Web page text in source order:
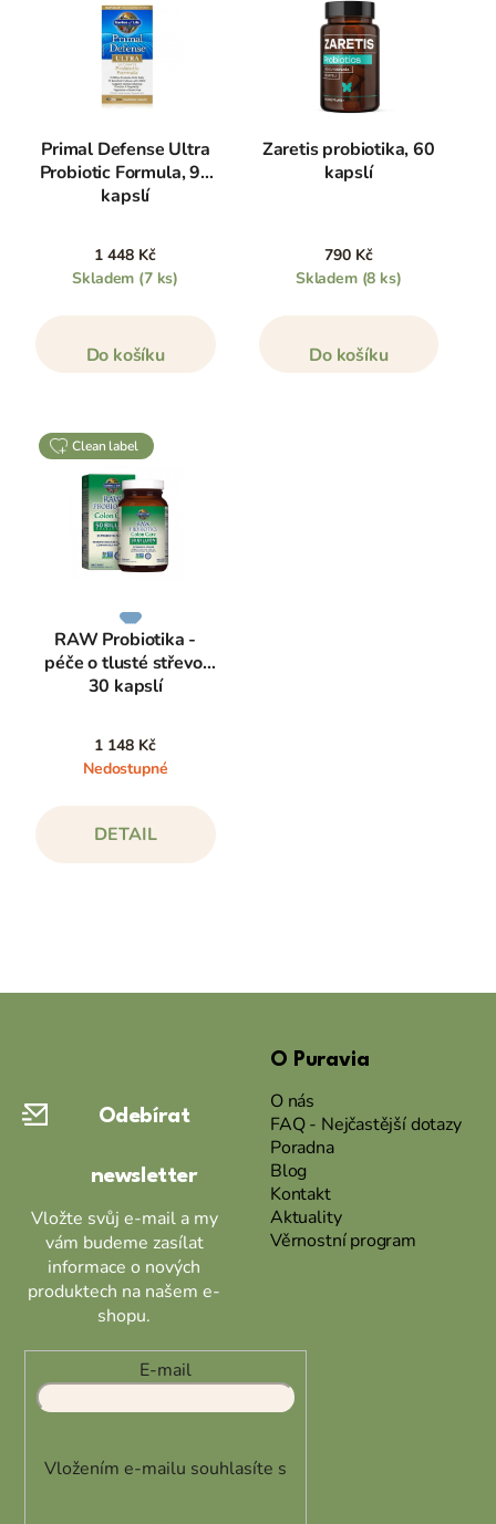
Primal Defense Ultra
Probiotic Formula, 90
kapslí
1 448 Kč
Skladem (7 ks)
Do košíku
Zaretis probiotika, 60
kapslí
790 Kč
Skladem (8 ks)
Do košíku
clean label
RAW Probiotika -
péče o tlusté střevo,
30 kapslí
1 148 Kč
Nedostupné
DETAIL
Odebírat
newsletter
Vložte svůj e-mail a my
vám budeme zasílat
informace o nových
produktech na našem e-
shopu.
E-mail
Vložením e-mailu souhlasíte s
O Puravia
O nás
FAQ - Nejčastější dotazy
Poradna
Blog
Kontakt
Aktuality
Věrnostní program